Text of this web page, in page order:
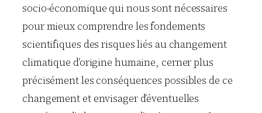
socio-économique qui nous sont nécessaires
pour mieux comprendre les fondements
scientifiques des risques liés au changement
climatique d’origine humaine, cerner plus
précisément les conséquences possibles de ce
changement et envisager d’éventuelles